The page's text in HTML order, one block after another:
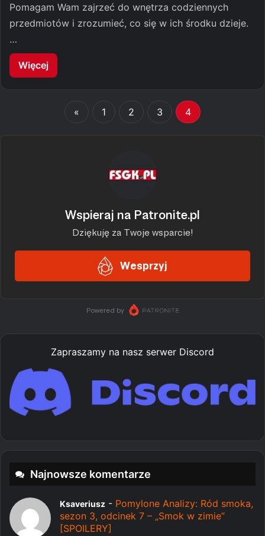
Pomagam Wam zajrzeć do wnętrza codziennych
przedmiotów i zrozumieć, co się w ich środku dzieje.
…
Więcej
« 1 2 3 4
Zapraszamy na nasz serwer Discord
Najnowsze komentarze
Ksaveriusz - Pomylone Analizy: Ród smoka,
sezon 3, odcinek 7 – „Smok w zimie”
[SPOILERY]